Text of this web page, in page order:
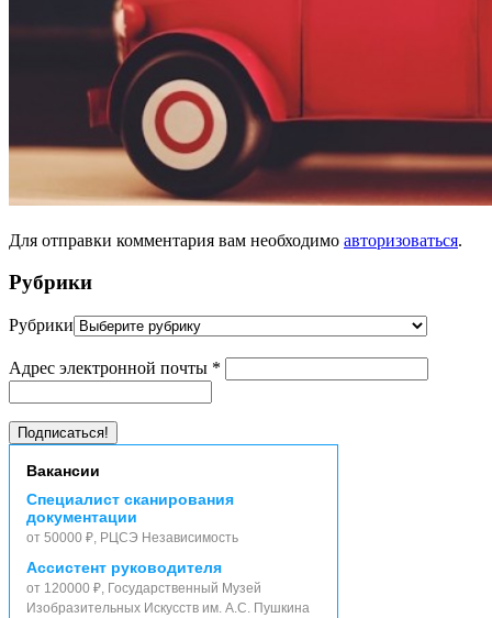
Для отправки комментария вам необходимо авторизоваться.
Рубрики
Рубрики
Адрес электронной почты *
Вакансии
Специалист сканирования
документации
от 50000 ₽, РЦСЭ Независимость
Ассистент руководителя
от 120000 ₽, Государственный Музей
Изобразительных Искусств им. А.С. Пушкина